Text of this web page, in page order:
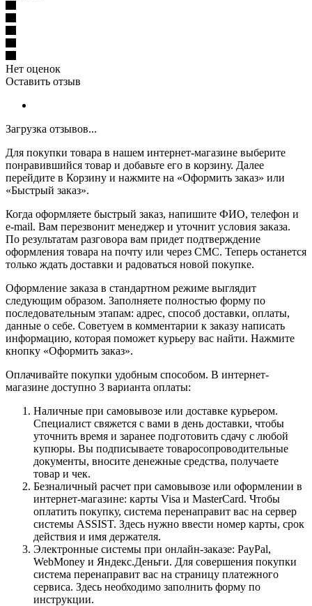
Нет оценок
Оставить отзыв
Загрузка отзывов...
Для покупки товара в нашем интернет-магазине выберите
понравившийся товар и добавьте его в корзину. Далее
перейдите в Корзину и нажмите на «Оформить заказ» или
«Быстрый заказ».
Когда оформляете быстрый заказ, напишите ФИО, телефон и
e-mail. Вам перезвонит менеджер и уточнит условия заказа.
По результатам разговора вам придет подтверждение
оформления товара на почту или через СМС. Теперь останется
только ждать доставки и радоваться новой покупке.
Оформление заказа в стандартном режиме выглядит
следующим образом. Заполняете полностью форму по
последовательным этапам: адрес, способ доставки, оплаты,
данные о себе. Советуем в комментарии к заказу написать
информацию, которая поможет курьеру вас найти. Нажмите
кнопку «Оформить заказ».
Оплачивайте покупки удобным способом. В интернет-
магазине доступно 3 варианта оплаты:
Наличные при самовывозе или доставке курьером.
Специалист свяжется с вами в день доставки, чтобы
уточнить время и заранее подготовить сдачу с любой
купюры. Вы подписываете товаросопроводительные
документы, вносите денежные средства, получаете
товар и чек.
Безналичный расчет при самовывозе или оформлении в
интернет-магазине: карты Visa и MasterCard. Чтобы
оплатить покупку, система перенаправит вас на сервер
системы ASSIST. Здесь нужно ввести номер карты, срок
действия и имя держателя.
Электронные системы при онлайн-заказе: PayPal,
WebMoney и Яндекс.Деньги. Для совершения покупки
система перенаправит вас на страницу платежного
сервиса. Здесь необходимо заполнить форму по
инструкции.